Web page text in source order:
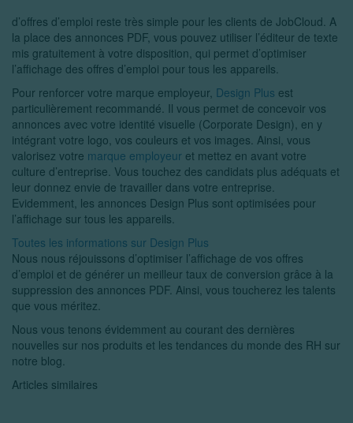
d’offres d’emploi reste très simple pour les clients de JobCloud. A
la place des annonces PDF, vous pouvez utiliser l’éditeur de texte
mis gratuitement à votre disposition, qui permet d’optimiser
l’affichage des offres d’emploi pour tous les appareils.
Pour renforcer votre marque employeur, Design Plus est
particulièrement recommandé. Il vous permet de concevoir vos
annonces avec votre identité visuelle (Corporate Design), en y
intégrant votre logo, vos couleurs et vos images. Ainsi, vous
valorisez votre marque employeur et mettez en avant votre
culture d’entreprise. Vous touchez des candidats plus adéquats et
leur donnez envie de travailler dans votre entreprise.
Evidemment, les annonces Design Plus sont optimisées pour
l’affichage sur tous les appareils.
Toutes les informations sur Design Plus
Nous nous réjouissons d’optimiser l’affichage de vos offres
d’emploi et de générer un meilleur taux de conversion grâce à la
suppression des annonces PDF. Ainsi, vous toucherez les talents
que vous méritez.
Nous vous tenons évidemment au courant des dernières
nouvelles sur nos produits et les tendances du monde des RH sur
notre blog.
Articles similaires